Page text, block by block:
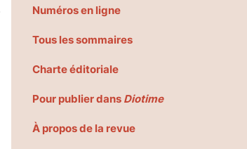
Numéros en ligne
Tous les sommaires
Charte éditoriale
Pour publier dans Diotime
À propos de la revue